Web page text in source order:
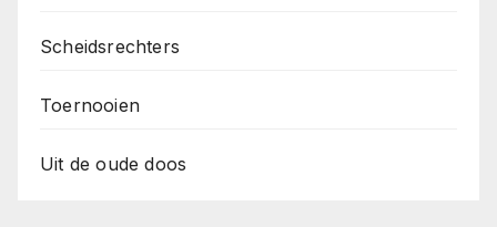
Scheidsrechters
Toernooien
Uit de oude doos